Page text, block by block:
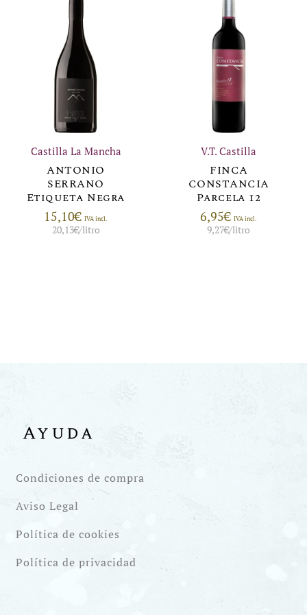
Castilla La Mancha
ANTONIO
SERRANO
Etiqueta Negra
15,10€ IVA incl.
20,13€/litro
V.T. Castilla
FINCA
CONSTANCIA
Parcela 12
6,95€ IVA incl.
9,27€/litro
Ayuda
Condiciones de compra
Aviso Legal
Política de cookies
Política de privacidad